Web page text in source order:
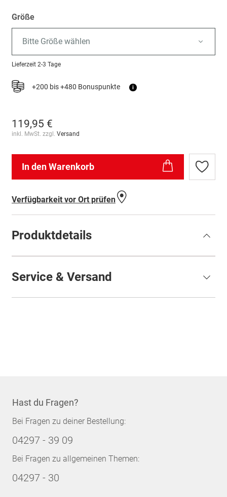
Größe
Bitte Größe wählen
Lieferzeit 2-3 Tage
+200 bis +480 Bonuspunkte i
119,95 €
inkl. MwSt. zzgl. Versand
In den Warenkorb
Zur
Verfügbarkeit vor Ort prüfen
Produktdetails
Service & Versand
Hast du Fragen?
Bei Fragen zu deiner Bestellung:
04297 - 39 09
Bei Fragen zu allgemeinen Themen:
04297 - 30